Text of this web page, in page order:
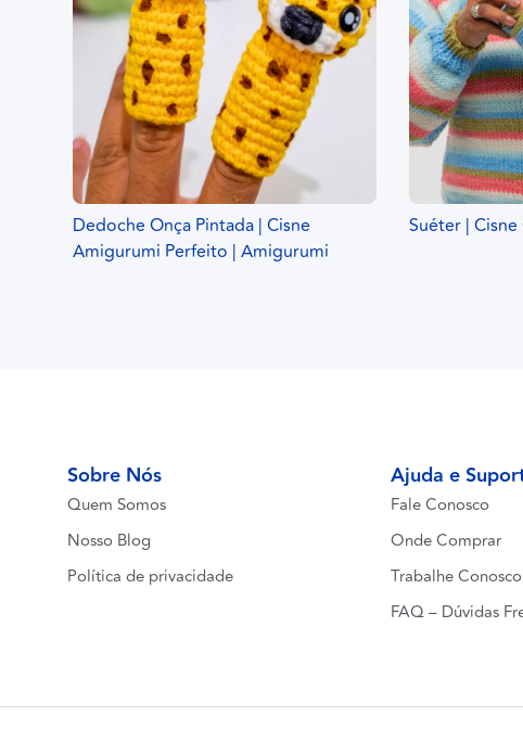
Dedoche Onça Pintada | Cisne
Amigurumi Perfeito | Amigurumi
Suéter |
Sobre Nós
Quem Somos
Nosso Blog
Política de privacidade
Ajuda e
Fale Conosco
Onde Comprar
Trabalhe Conosco
FAQ – Dúvidas